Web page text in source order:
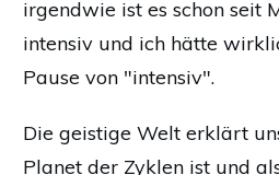
irgendwie ist es schon seit
intensiv und ich hätte
Pause von "intensiv".
Die geistige Welt erklärt
Planet der Zyklen ist und